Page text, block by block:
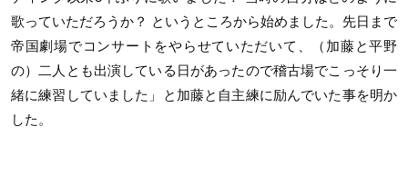
歌っていただろうか？ というところから始めました。先日まで
帝国劇場でコンサートをやらせていただいて、（加藤と平野
の）二人とも出演している日があったので稽古場でこっそり一
緒に練習していました」と加藤と自主練に励んでいた事を明か
した。